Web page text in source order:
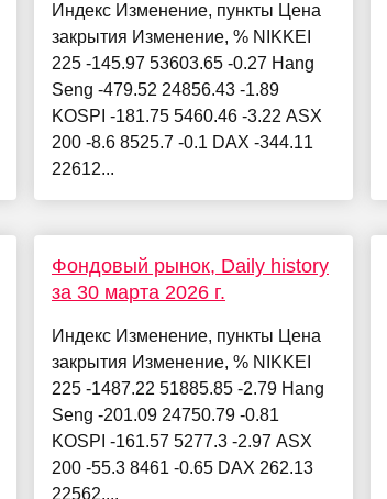
Индекс Изменение, пункты Цена
закрытия Изменение, % NIKKEI
225 -145.97 53603.65 -0.27 Hang
Seng -479.52 24856.43 -1.89
KOSPI -181.75 5460.46 -3.22 ASX
200 -8.6 8525.7 -0.1 DAX -344.11
22612...
Фондовый рынок, Daily history
за 30 марта 2026 г.
Индекс Изменение, пункты Цена
закрытия Изменение, % NIKKEI
225 -1487.22 51885.85 -2.79 Hang
Seng -201.09 24750.79 -0.81
KOSPI -161.57 5277.3 -2.97 ASX
200 -55.3 8461 -0.65 DAX 262.13
22562....